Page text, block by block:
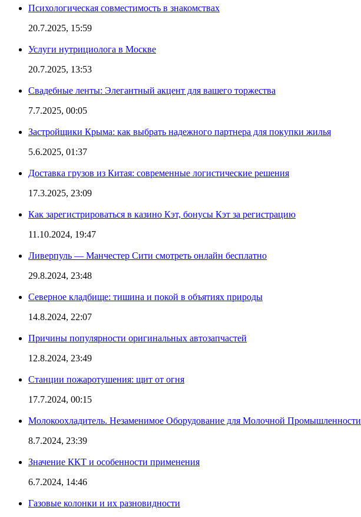
Психологическая совместимость в знакомствах
20.7.2025, 15:59
Услуги нутрициолога в Москве
20.7.2025, 13:53
Свадебные ленты: Элегантный акцент для вашего торжества
7.7.2025, 00:05
Застройщики Крыма: как выбрать надежного партнера для покупки жилья
5.6.2025, 01:37
Доставка грузов из Китая: современные логистические решения
17.3.2025, 23:09
Как зарегистрироваться в казино Кэт, бонусы Кэт за регистрацию
11.10.2024, 19:47
Ливерпуль — Манчестер Сити смотреть онлайн бесплатно
29.8.2024, 23:48
Северное кладбище: тишина и покой в объятиях природы
14.8.2024, 22:07
Причины популярности оригинальных автозапчастей
12.8.2024, 23:49
Станции пожаротушения: щит от огня
17.7.2024, 00:15
Молокоохладитель. Незаменимое Оборудование для Молочной Промышленности
8.7.2024, 23:39
Значение ККТ и особенности применения
6.7.2024, 14:46
Газовые колонки и их разновидности